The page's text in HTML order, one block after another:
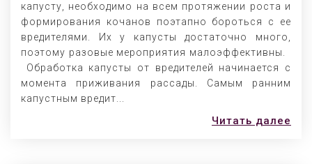
капусту, необходимо на всем протяжении роста и
формирования кочанов поэтапно бороться с ее
вредителями. Их у капусты достаточно много,
поэтому разовые мероприятия малоэффективны.
Обработка капусты от вредителей начинается с
момента приживания рассады. Самым ранним
капустным вредит...
Читать далее